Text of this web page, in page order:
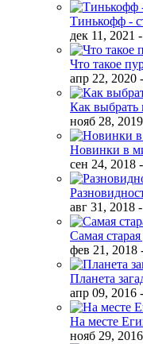
Тинькофф -
дек 11, 2021
Что такое
апр 22, 2020
Как выбрать
нояб 28, 2019
Новинки в
сен 24, 2018
авг 31, 2018
Самая
фев 21, 2018
Планета
апр 09, 2016
На месте
нояб 29, 2016